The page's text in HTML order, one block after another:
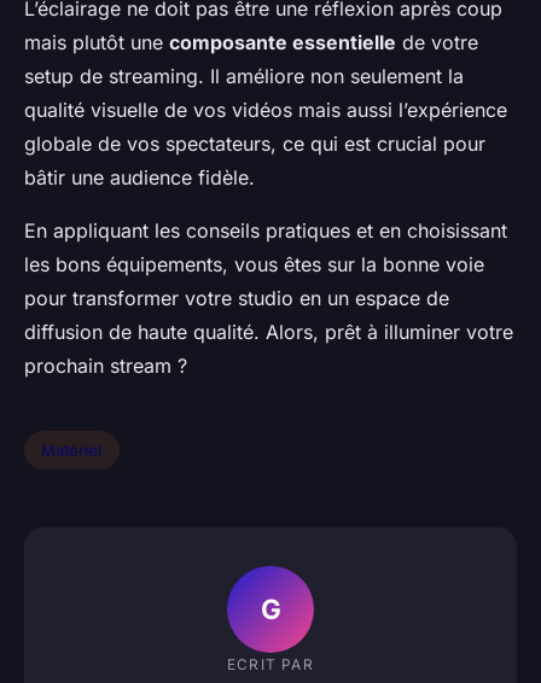
L’éclairage ne doit pas être une réflexion après coup
mais plutôt une composante essentielle de votre
setup de streaming. Il améliore non seulement la
qualité visuelle de vos vidéos mais aussi l’expérience
globale de vos spectateurs, ce qui est crucial pour
bâtir une audience fidèle.
En appliquant les conseils pratiques et en choisissant
les bons équipements, vous êtes sur la bonne voie
pour transformer votre studio en un espace de
diffusion de haute qualité. Alors, prêt à illuminer votre
prochain stream ?
Matériel
G
ECRIT PAR